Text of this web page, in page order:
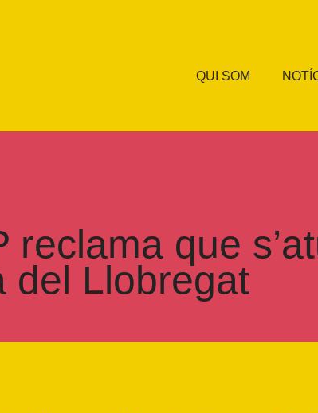
QUI SOM
reclama que
del Llobregat